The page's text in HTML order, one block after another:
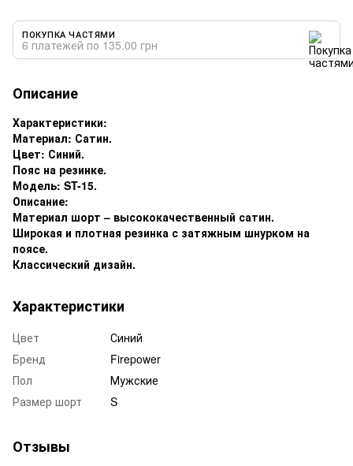
ПОКУПКА ЧАСТЯМИ
6 платежей по 135.00 грн
Описание
Характеристики:
Материал: Сатин.
Цвет: Синий.
Пояс на резинке.
Модель: ST-15.
Описание:
Материал шорт – высококачественный сатин.
Широкая и плотная резинка с затяжным шнурком на
поясе.
Классический дизайн.
Характеристики
Цвет
Синий
Бренд
Firepower
Пол
Мужские
Размер шорт
S
Отзывы